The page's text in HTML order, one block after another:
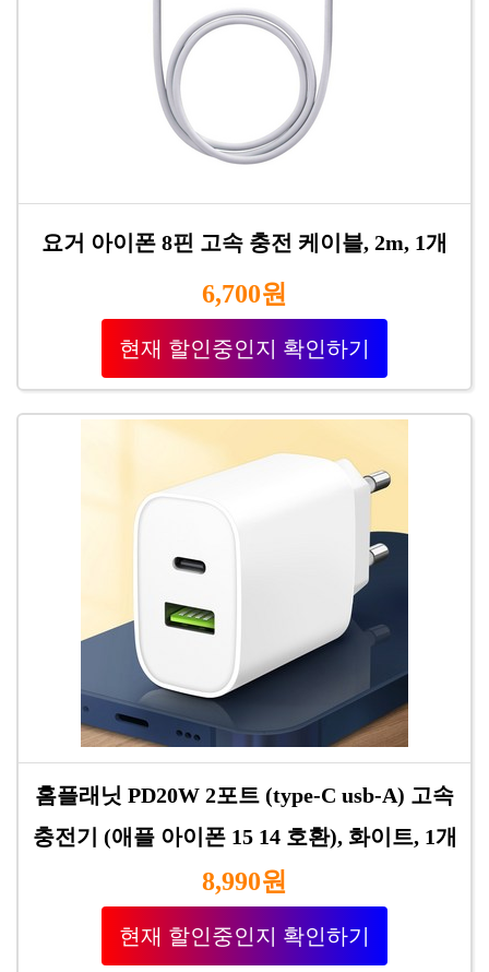
요거 아이폰 8핀 고속 충전 케이블, 2m, 1개
6,700원
현재 할인중인지 확인하기
홈플래닛 PD20W 2포트 (type-C usb-A) 고속
충전기 (애플 아이폰 15 14 호환), 화이트, 1개
8,990원
현재 할인중인지 확인하기